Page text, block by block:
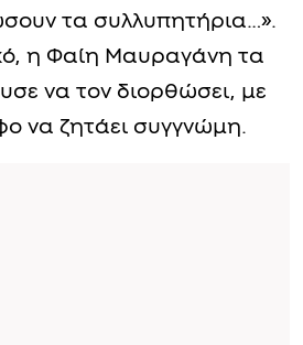
τα συλλυπητήρια…».
η Φαίη Μαυραγάνη τα
να τον διορθώσει, με
να ζητάει συγγνώμη.